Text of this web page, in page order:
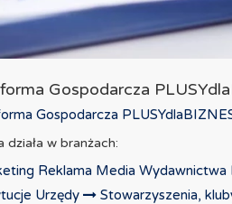
Gospodarcza
Gospodarcza
działa w branżach:
Reklama Media Wydawnictwa
Urzędy
Stowarzyszenia,